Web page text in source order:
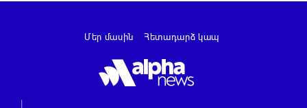
Մեր մասին Հետադարձ կապ